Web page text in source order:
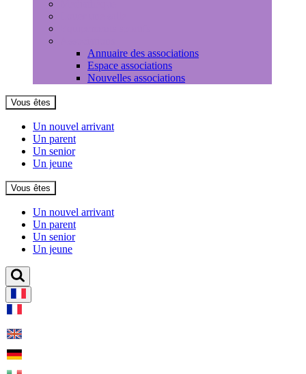
Annuaire des associations
Espace associations
Nouvelles associations
Vous êtes
Un nouvel arrivant
Un parent
Un senior
Un jeune
Vous êtes
Un nouvel arrivant
Un parent
Un senior
Un jeune